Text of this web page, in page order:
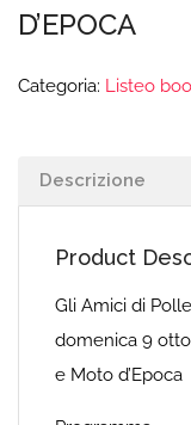
D’EPOCA
Categoria: Listeo
Descrizione
Product
Gli Amici di
domenica 9
e Moto d’Epoca